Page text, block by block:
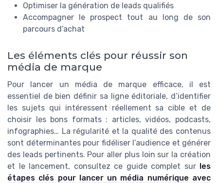
Optimiser la génération de leads qualifiés
Accompagner le prospect tout au long de son
parcours d’achat
Les éléments clés pour réussir son
média de marque
Pour lancer un média de marque efficace, il est
essentiel de bien définir sa ligne éditoriale, d’identifier
les sujets qui intéressent réellement sa cible et de
choisir les bons formats : articles, vidéos, podcasts,
infographies… La régularité et la qualité des contenus
sont déterminantes pour fidéliser l’audience et générer
des leads pertinents. Pour aller plus loin sur la création
et le lancement, consultez ce guide complet sur les
étapes clés pour lancer un média numérique avec